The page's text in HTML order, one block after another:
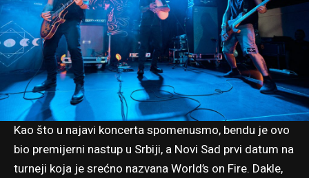
Kao što u najavi koncerta spomenusmo, bendu je ovo
bio premijerni nastup u Srbiji, a Novi Sad prvi datum na
turneji koja je srećno nazvana World’s on Fire. Dakle,